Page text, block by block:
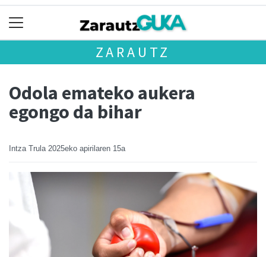
ZARAUTZ
Odola emateko aukera
egongo da bihar
Intza Trula 2025eko apirilaren 15a